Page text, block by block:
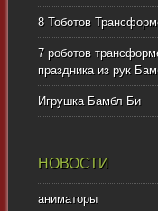
8 Тоботов
7 роботов
праздника из рук
Игрушка Бамбл Би
НОВОСТИ
аниматоры